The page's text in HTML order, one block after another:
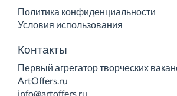
Политика конфиденциальности
Условия использования
Контакты
Первый агрегатор творческих
ArtOffers.ru
info@artoffers.ru